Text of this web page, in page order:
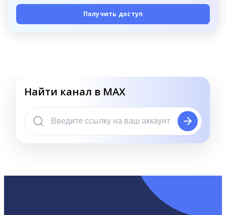
Получить доступ
Найти канал в MAX